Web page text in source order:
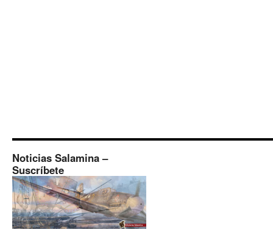
Noticias Salamina –
Suscríbete